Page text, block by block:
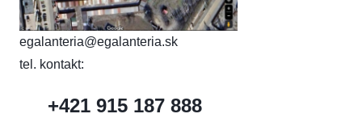
egalanteria@egalanteria.sk
tel. kontakt:
+421 915 187 888